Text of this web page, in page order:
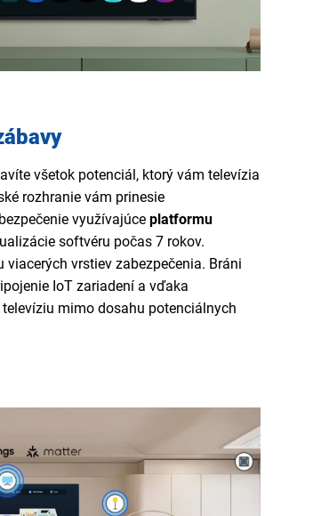
všetok potenciál, ktorý vám televízia
rozhranie vám prinesie
využívajúce platformu
softvéru počas 7 rokov.
vrstiev zabezpečenia. Bráni
IoT zariadení a vďaka
mimo dosahu potenciálnych